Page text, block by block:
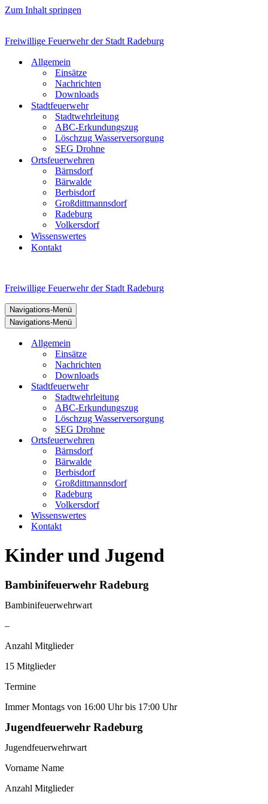
Zum Inhalt springen
Freiwillige Feuerwehr der Stadt Radeburg
Allgemein
Einsätze
Nachrichten
Downloads
Stadtfeuerwehr
Stadtwehrleitung
ABC-Erkundungszug
Löschzug Wasserversorgung
SEG Drohne
Ortsfeuerwehren
Bärnsdorf
Bärwalde
Berbisdorf
Großdittmannsdorf
Radeburg
Volkersdorf
Wissenswertes
Kontakt
Freiwillige Feuerwehr der Stadt Radeburg
Navigations-Menü
Navigations-Menü
Allgemein
Einsätze
Nachrichten
Downloads
Stadtfeuerwehr
Stadtwehrleitung
ABC-Erkundungszug
Löschzug Wasserversorgung
SEG Drohne
Ortsfeuerwehren
Bärnsdorf
Bärwalde
Berbisdorf
Großdittmannsdorf
Radeburg
Volkersdorf
Wissenswertes
Kontakt
Kinder und Jugend
Bambinifeuerwehr Radeburg
Bambinifeuerwehrwart
–
Anzahl Mitglieder
15 Mitglieder
Termine
Immer Montags von 16:00 Uhr bis 17:00 Uhr
Jugendfeuerwehr Radeburg
Jugendfeuerwehrwart
Vorname Name
Anzahl Mitglieder